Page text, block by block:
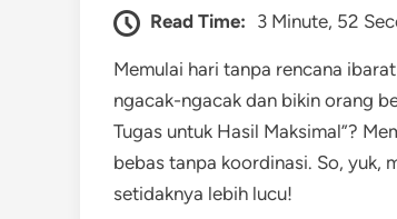
Read Time: 3 Minute, 52
Memulai hari tanpa rencana
ngacak-ngacak dan bikin orang
Tugas untuk Hasil Maksimal”?
bebas tanpa koordinasi. So, yuk,
setidaknya lebih lucu!